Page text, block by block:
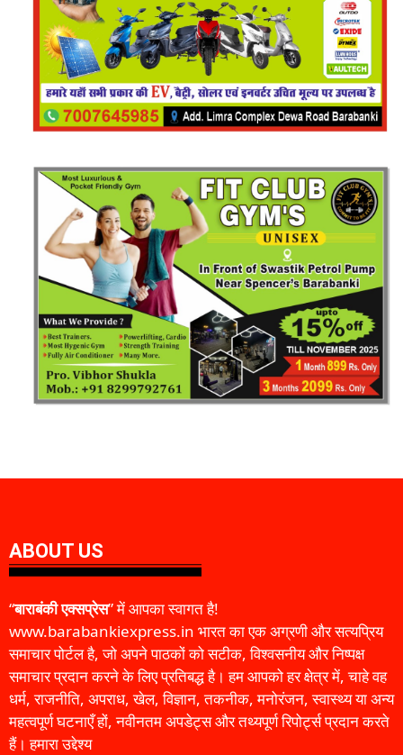
ABOUT US
“बाराबंकी एक्सप्रेस” में आपका स्वागत है!
www.barabankiexpress.in भारत का एक अग्रणी और सत्यप्रिय
समाचार पोर्टल है, जो अपने पाठकों को सटीक, विश्वसनीय और निष्पक्ष
समाचार प्रदान करने के लिए प्रतिबद्ध है। हम आपको हर क्षेत्र में, चाहे वह
धर्म, राजनीति, अपराध, खेल, विज्ञान, तकनीक, मनोरंजन, स्वास्थ्य या अन्य
महत्वपूर्ण घटनाएँ हों, नवीनतम अपडेट्स और तथ्यपूर्ण रिपोर्ट्स प्रदान करते
हैं। हमारा उद्देश्य